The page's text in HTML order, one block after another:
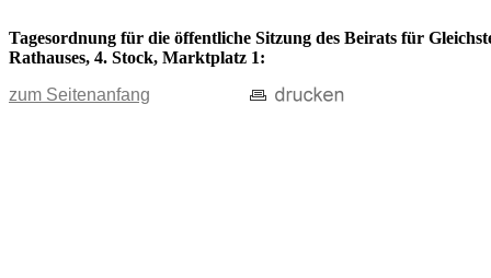
Tagesordnung für die öffentliche Sitzung des Beirats für
Rathauses, 4. Stock, Marktplatz 1:
zum Seitenanfang